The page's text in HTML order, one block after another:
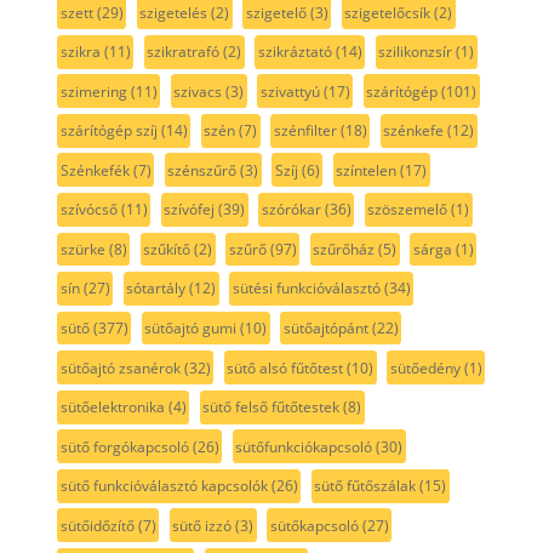
szett(29) szigetelés (2) szigetelő(3) szigetelőcsík(2)
szikra (11) szikratrafó(2) szikráztató(14) szilikonzsír(1)
szimering(11) szivacs (3) szivattyú(17) szárítógép(101)
szárítógép szíj (14) szén(7) szénfilter(18) szénkefe (12)
Szénkefék(7) szénszűrő(3) Szíj (6) színtelen(17)
szívócső(11) szívófej (39) szórókar(36) szöszemelő(1)
szürke (8) szűkítő(2) szűrő(97) szűrőház (5) sárga (1)
sín(27) sótartály(12) sütési funkcióválasztó(34)
sütő(377) sütőajtó gumi (10) sütőajtópánt(22)
sütőajtó zsanérok(32) sütő alsó fűtőtest(10) sütőedény(1)
sütőelektronika (4) sütő felső fűtőtestek(8)
sütő forgókapcsoló(26) sütőfunkciókapcsoló(30)
sütő funkcióválasztó kapcsolók(26) sütő fűtőszálak(15)
sütőidőzítő(7) sütő izzó(3) sütőkapcsoló(27)